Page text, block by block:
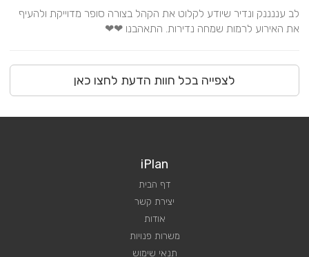
את האירוע לרמות שמחה נדירות. התאהבנו ❤❤
לצפייה בכל חוות הדעת לחצו כאן
iPlan
דף הבית
יצירת קשר
אודות
משרות פנויות
תנאי שימוש